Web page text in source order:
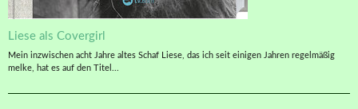
Liese als Covergirl
Mein inzwischen acht Jahre altes Schaf Liese, das ich seit einigen Jahren regelmäßig
melke, hat es auf den Titel...